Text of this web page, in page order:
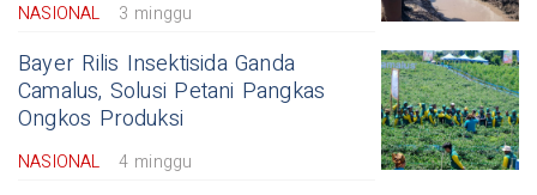
NASIONAL 3 minggu
Bayer Rilis Insektisida Ganda
Camalus, Solusi Petani Pangkas
Ongkos Produksi
NASIONAL 4 minggu